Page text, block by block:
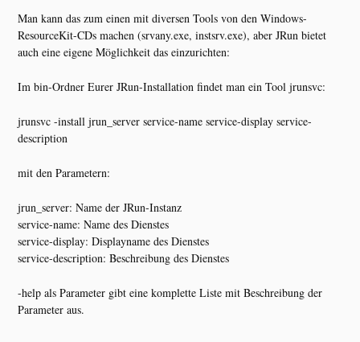
Man kann das zum einen mit diversen Tools von den Windows-
ResourceKit-CDs machen (srvany.exe, instsrv.exe), aber JRun bietet
auch eine eigene Möglichkeit das einzurichten:
Im bin-Ordner Eurer JRun-Installation findet man ein Tool jrunsvc:
jrunsvc -install jrun_server service-name service-display service-
description
mit den Parametern:
jrun_server: Name der JRun-Instanz
service-name: Name des Dienstes
service-display: Displayname des Dienstes
service-description: Beschreibung des Dienstes
-help als Parameter gibt eine komplette Liste mit Beschreibung der
Parameter aus.